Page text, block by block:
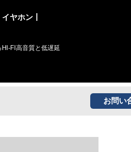
イヤホン丨
FI高音質と低遅延
お問い